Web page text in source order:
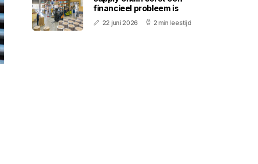
financieel probleem is
22 juni 2026 2 min leestijd